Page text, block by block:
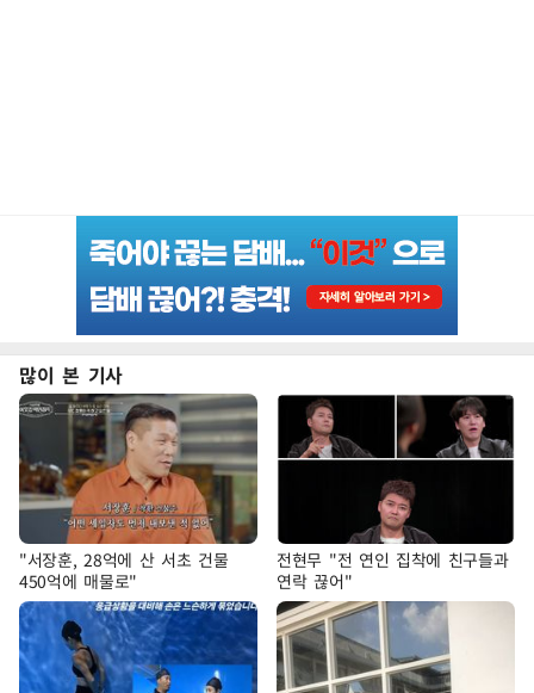
많이 본 기사
"서장훈, 28억에 산 서초 건물
450억에 매물로"
전현무 "전 연인 집착에 친구들과
연락 끊어"